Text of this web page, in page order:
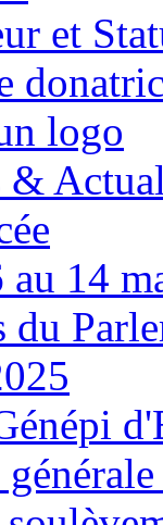
et
logo
&
14
du